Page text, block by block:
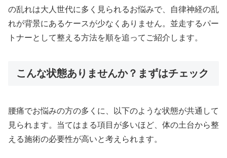
の乱れは大人世代に多く見られるお悩みで、自律神経の乱
れが背景にあるケースが少なくありません。並走するパー
トナーとして整える方法を順を追ってご紹介します。
こんな状態ありませんか？まずはチェック
腰痛でお悩みの方の多くに、以下のような状態が共通して
見られます。当てはまる項目が多いほど、体の土台から整
える施術の必要性が高いと考えられます。